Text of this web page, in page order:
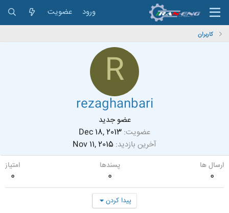
ورود عضویت
کاربران
R
rezaghanbari
عضو جدید
عضویت Dec 18, 2013
آخرین بازدید Nov 11, 2015
ارسال ها
0
پسندها
0
امتیاز
0
پیدا کردن